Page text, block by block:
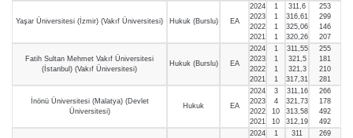
Yaşar Üniversitesi (İzmir) (Vakıf Üniversitesi) Hukuk (Burslu) EA
2024
2023
2022
2021
1
1
1
1
311,6
316,61
325,06
320,26
253
299
146
207
Fatih Sultan Mehmet Vakıf Üniversitesi
(İstanbul) (Vakıf Üniversitesi)
Hukuk (Burslu) EA
2024
2023
2022
2021
1
1
1
1
311,55
321,5
321,3
317,31
255
181
210
281
İnönü Üniversitesi (Malatya) (Devlet
Üniversitesi)
Hukuk EA
2024
2023
2022
2021
3
4
10
10
311,16
321,73
313,58
312,19
266
178
492
492
2024
1
311
269